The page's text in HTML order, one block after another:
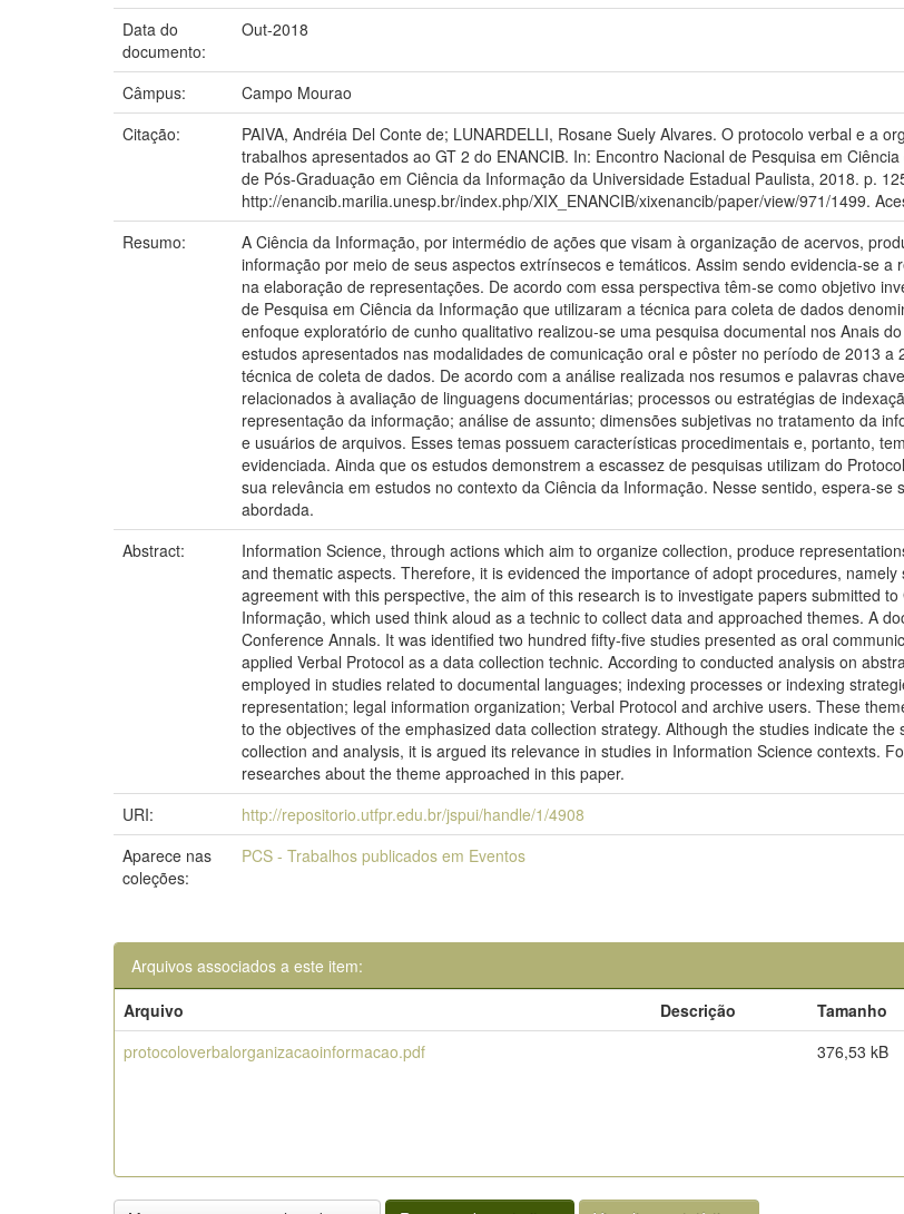
Data do
documento:
Out-2018
Câmpus:
Campo Mourao
Citação:
PAIVA, Andréia Del Conte de; LUNARDELLI, Rosane Suely Alvares. O protocolo verbal e a
trabalhos apresentados ao GT 2 do ENANCIB. In: Encontro Nacional de Pesquisa em
de Pós-Graduação em Ciência da Informação da Universidade Estadual Paulista, 2018. p.
http://enancib.marilia.unesp.br/index.php/XIX_ENANCIB/xixenancib/paper/view/971/1499.
Resumo:
A Ciência da Informação, por intermédio de ações que visam à organização de acervos,
informação por meio de seus aspectos extrínsecos e temáticos. Assim sendo evidencia-se
na elaboração de representações. De acordo com essa perspectiva têm-se como objetivo
de Pesquisa em Ciência da Informação que utilizaram a técnica para coleta de dados
enfoque exploratório de cunho qualitativo realizou-se uma pesquisa documental nos Anais
estudos apresentados nas modalidades de comunicação oral e pôster no período de 2013
técnica de coleta de dados. De acordo com a análise realizada nos resumos e palavras
relacionados à avaliação de linguagens documentárias; processos ou estratégias de
representação da informação; análise de assunto; dimensões subjetivas no tratamento da
e usuários de arquivos. Esses temas possuem características procedimentais e, portanto,
evidenciada. Ainda que os estudos demonstrem a escassez de pesquisas utilizam do
sua relevância em estudos no contexto da Ciência da Informação. Nesse sentido, espera-
abordada.
Abstract:
Information Science, through actions which aim to organize collection, produce
and thematic aspects. Therefore, it is evidenced the importance of adopt procedures,
agreement with this perspective, the aim of this research is to investigate papers submitted
Informação, which used think aloud as a technic to collect data and approached themes. A
Conference Annals. It was identified two hundred fifty-five studies presented as oral
applied Verbal Protocol as a data collection technic. According to conducted analysis on
employed in studies related to documental languages; indexing processes or indexing
representation; legal information organization; Verbal Protocol and archive users. These
to the objectives of the emphasized data collection strategy. Although the studies indicate
collection and analysis, it is argued its relevance in studies in Information Science contexts.
researches about the theme approached in this paper.
URI:
http://repositorio.utfpr.edu.br/jspui/handle/1/4908
Aparece nas
coleções:
PCS - Trabalhos publicados em Eventos
Arquivos associados a este item:
Arquivo
Descrição Tamanho
protocoloverbalorganizacaoinformacao.pdf
376,53 kB